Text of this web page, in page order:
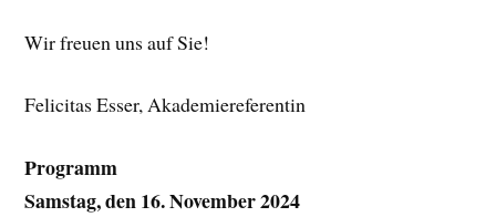
Wir freuen uns auf Sie!
Felicitas Esser, Akademiereferentin
Programm
Samstag, den 16. November 2024